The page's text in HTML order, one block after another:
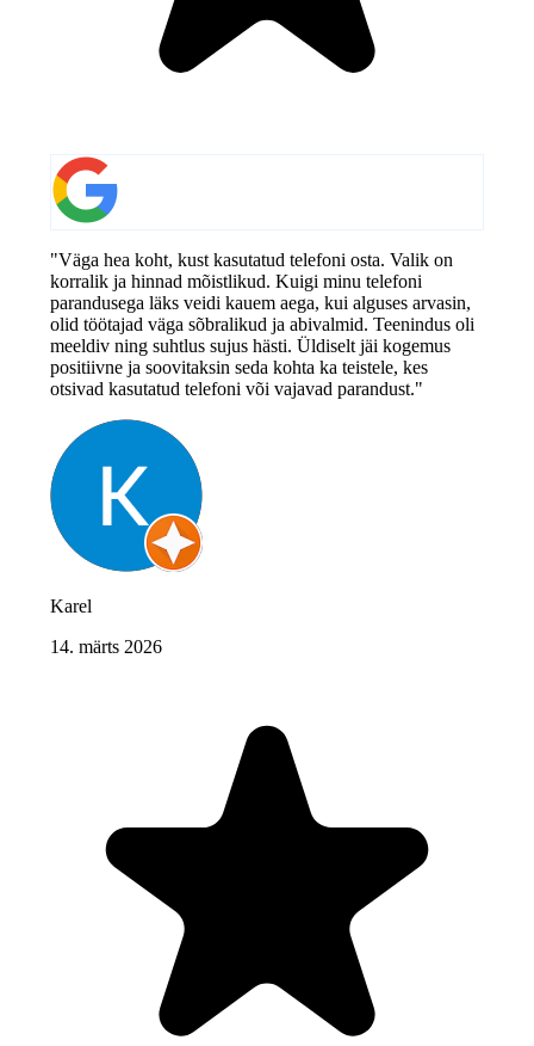
"Väga hea koht, kust kasutatud telefoni osta. Valik on
korralik ja hinnad mõistlikud. Kuigi minu telefoni
parandusega läks veidi kauem aega, kui alguses arvasin,
olid töötajad väga sõbralikud ja abivalmid. Teenindus oli
meeldiv ning suhtlus sujus hästi. Üldiselt jäi kogemus
positiivne ja soovitaksin seda kohta ka teistele, kes
otsivad kasutatud telefoni või vajavad parandust."
Karel
14. märts 2026